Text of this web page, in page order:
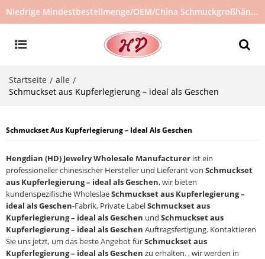
Niedrige Mindestbestellmenge/OEM/China Schmuckgroßhändler/Schmucklieferant/heiß verkaufter Schmuck auf Lager/kein gebrauchter Schmuck
Startseite / alle /
Schmuckset aus Kupferlegierung – ideal als Geschen
Schmuckset Aus Kupferlegierung – Ideal Als Geschen
Hengdian (HD) Jewelry Wholesale Manufacturer ist ein
professioneller chinesischer Hersteller und Lieferant von Schmuckset
aus Kupferlegierung – ideal als Geschen, wir bieten
kundenspezifische WholeslaeSchmuckset aus Kupferlegierung –
ideal als Geschen-Fabrik, Private LabelSchmuckset aus
Kupferlegierung – ideal als Geschen und Schmuckset aus
Kupferlegierung – ideal als Geschen Auftragsfertigung. Kontaktieren
Sie uns jetzt, um das beste Angebot fürSchmuckset aus
Kupferlegierung – ideal als Geschen zu erhalten. , wir werden in